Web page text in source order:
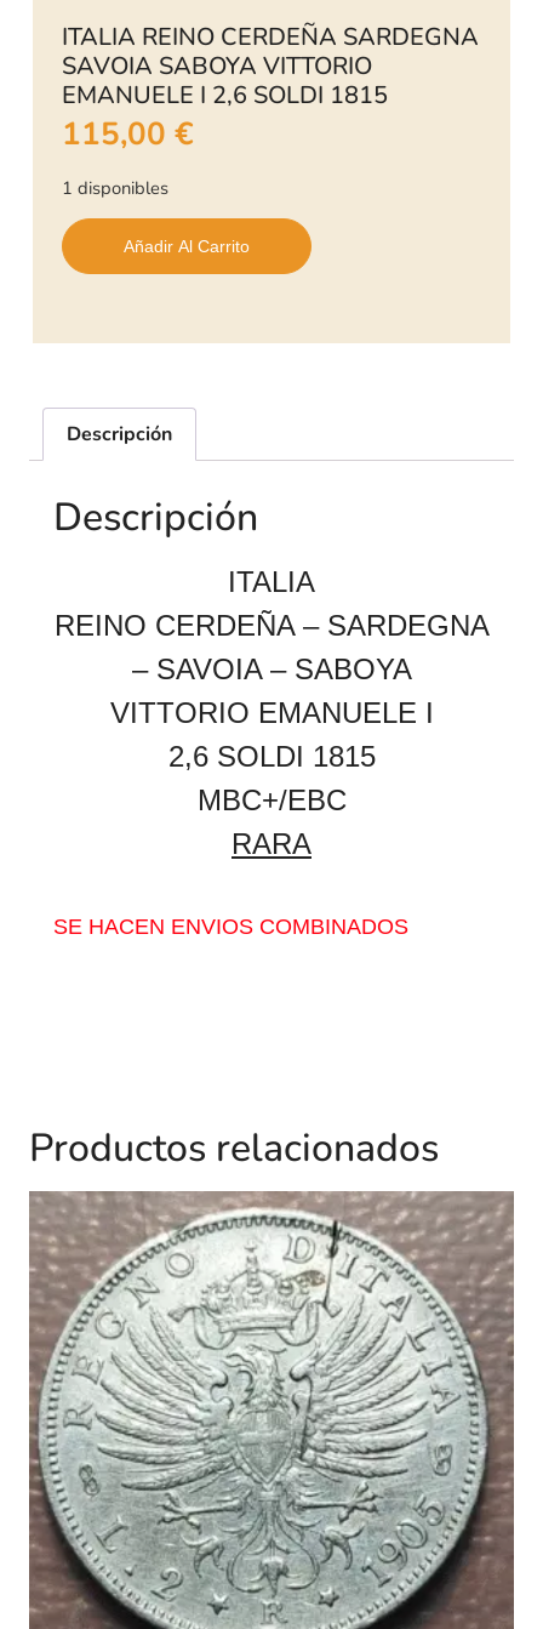
ITALIA REINO CERDEÑA SARDEGNA
SAVOIA SABOYA VITTORIO
EMANUELE I 2,6 SOLDI 1815
115,00 €
1 disponibles
Añadir Al Carrito
Descripción
Descripción
ITALIA
REINO CERDEÑA – SARDEGNA
– SAVOIA – SABOYA
VITTORIO EMANUELE I
2,6 SOLDI 1815
MBC+/EBC
RARA
SE HACEN ENVIOS COMBINADOS
Productos relacionados